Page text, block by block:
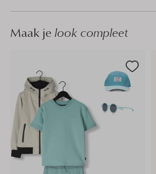
Maak je look compleet